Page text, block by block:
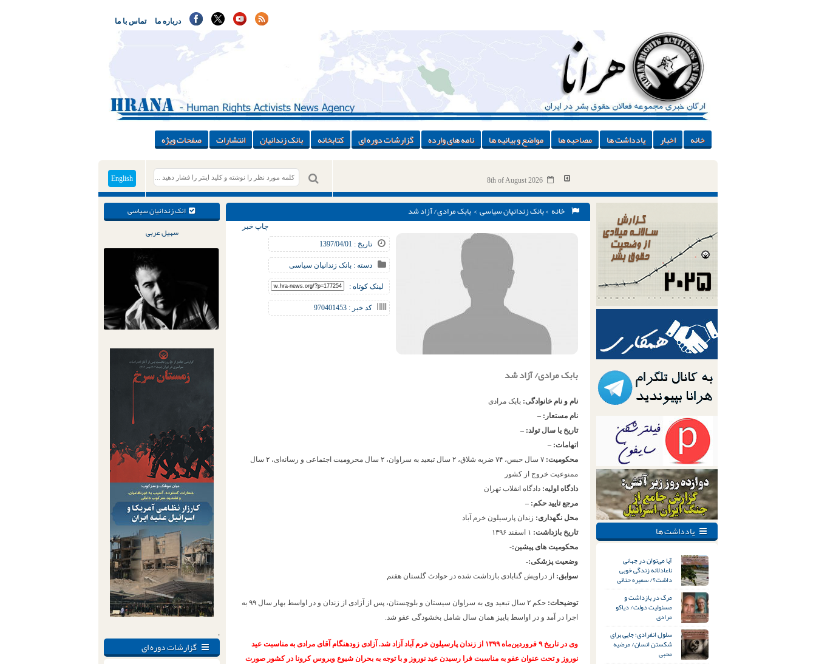
تماس با ما درباره ما
خانه اخبار یادداشت ها مصاحبه ها مواضع و بیانیه ها نامه های وارده گزارشات دوره ای کتابخانه بانک زندانیان انتشارات صفحات ویژه
English 8th of August 2026
انک زندانیان سیاسی
سهیل عربی
.
گزارشات دوره ای
خانه >بانک زندانیان سیاسی> بابک مرادی/ آزاد شد
تاریخ : 1397/04/01
دسته : بانک زندانیان سیاسی
لینک کوتاه :
کد خبر : 970401453
چاپ خبر
بابک مرادی/ آزاد شد
نام و نام خانوادگی: بابک مرادی
نام مستعار: –
تاریخ یا سال تولد: –
اتهامات: –
محکومیت:
۷ سال حبس، ۷۴ ضربه شلاق، ۲ سال تبعید به سراوان، ۲ سال محرومیت اجتماعی و رسانه‌ای، ۲ سال
ممنوعیت خروج از کشور
دادگاه اولیه: دادگاه انقلاب تهران
مرجع تایید حکم: –
محل نگهداری: زندان پارسیلون خرم آباد
تاریخ بازداشت: ۱ اسفند ۱۳۹۶
محکومیت های پیشین:-
وضعیت پزشکی:-
سوابق: از دراویش گنابادی بازداشت‌ شده در حوادث گلستان هفتم
توضیحات:
حکم ۲ سال تبعید وی به سراوان سیستان و بلوچستان، پس از آزادی از زندان و در اواسط بهار سال ۹۹ به
اجرا در آمد و در اواسط پاییز همان سال شامل بخشودگی عفو شد.
وی در تاریخ ۹ فروردین‌ماه ۱۳۹۹ از زندان پارسیلون خرم آباد آزاد شد. آزادی‌ زودهنگام آقای مرادی به مناسبت عید
نوروز و تحت عنوان عفو به مناسبت فرا رسیدن عید نوروز و با توجه به بحران شیوع ویروس کرونا در کشور صورت
یادداشت ها
آیا می‌توان در جهانی
ناعادلانه زندگی خوبی
داشت؟/ سمیره حنائی
مرگ در بازداشت و
مسئولیت دولت/ دیاکو
مرادی
سلول انفرادی؛ جایی برای
شکستن انسان/ مرضیه
محبی